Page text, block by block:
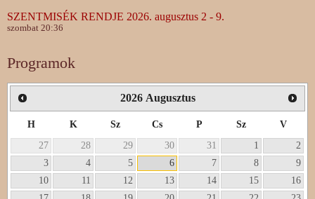
SZENTMISÉK RENDJE 2026. augusztus 2 - 9.
szombat 20:36
Programok
2026 Augusztus
H K Sz Cs P Sz
V
27
28 29 30 31 1
2
3
4 5 6 7 8
9
10
11 12 13 14 15
16